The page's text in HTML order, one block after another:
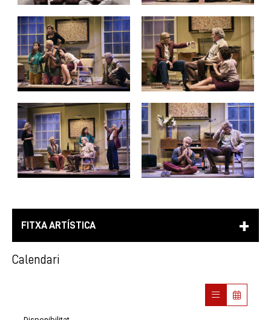
FITXA ARTÍSTICA
Calendari